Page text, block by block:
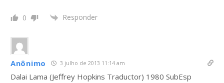
0 Responder
Anônimo 3 julho de 2013 11:14 am
Dalai Lama (Jeffrey Hopkins Traductor) 1980 SubEsp